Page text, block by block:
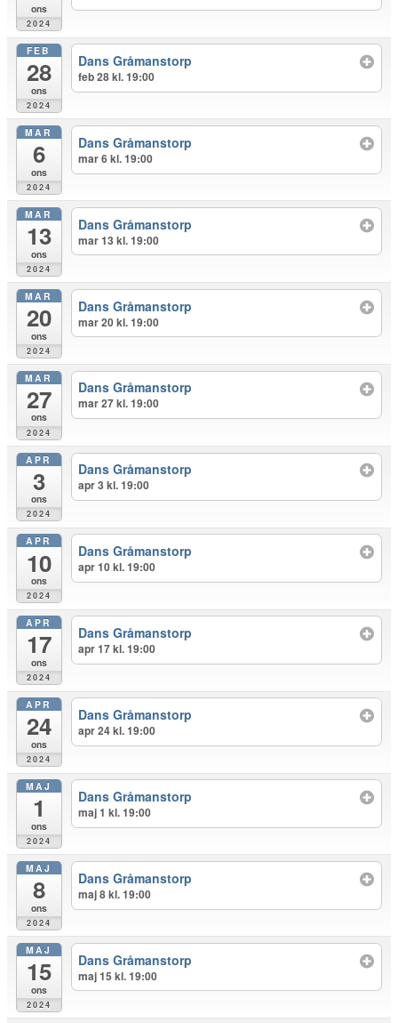
ons
2024
FEB
28
ons
2024
Dans Gråmanstorp
feb 28 kl. 19:00
MAR
6
ons
2024
Dans Gråmanstorp
mar 6 kl. 19:00
MAR
13
ons
2024
Dans Gråmanstorp
mar 13 kl. 19:00
MAR
20
ons
2024
Dans Gråmanstorp
mar 20 kl. 19:00
MAR
27
ons
2024
Dans Gråmanstorp
mar 27 kl. 19:00
APR
3
ons
2024
Dans Gråmanstorp
apr 3 kl. 19:00
APR
10
ons
2024
Dans Gråmanstorp
apr 10 kl. 19:00
APR
17
ons
2024
Dans Gråmanstorp
apr 17 kl. 19:00
APR
24
ons
2024
Dans Gråmanstorp
apr 24 kl. 19:00
MAJ
1
ons
2024
Dans Gråmanstorp
maj 1 kl. 19:00
MAJ
8
ons
2024
Dans Gråmanstorp
maj 8 kl. 19:00
MAJ
15
ons
2024
Dans Gråmanstorp
maj 15 kl. 19:00